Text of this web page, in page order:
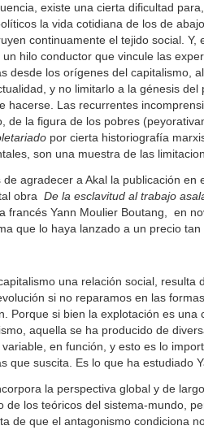
existe una cierta dificultad
la vida cotidiana de los de
continuamente el tejido social. Y,
un hilo conductor que vincule las
desde los orígenes del capitalismo,
y no limitarlo a la génesis del
hacerse. Las recurrentes
de la figura de los pobres
por cierta historiografía
son una muestra de las
de agradecer a Akal la publicación en
obra De la esclavitud al trabajo
francés Yann Moulier Boutang, en
que lo haya lanzado a un precio
una relación social, resulta
si no reparamos en las
Porque si bien la explotación es una
aquella se ha producido de
variable, en función, y esto es lo
que suscita. Es lo que ha estudiado
la perspectiva global y de
de los teóricos del sistema-mundo,
de que el antagonismo condiciona